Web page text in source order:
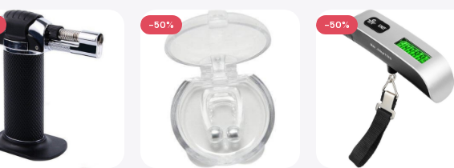
-50% -50%